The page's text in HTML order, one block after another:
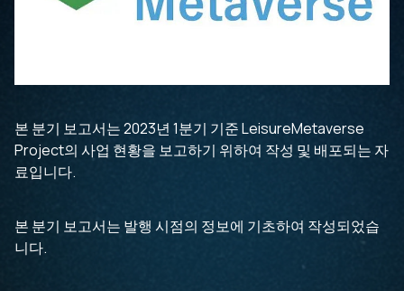
본 분기 보고서는 2023년 1분기 기준 LeisureMetaverse
Project의 사업 현황을 보고하기 위하여 작성 및 배포되는 자
료입니다.
본 분기 보고서는 발행 시점의 정보에 기초하여 작성되었습
니다.